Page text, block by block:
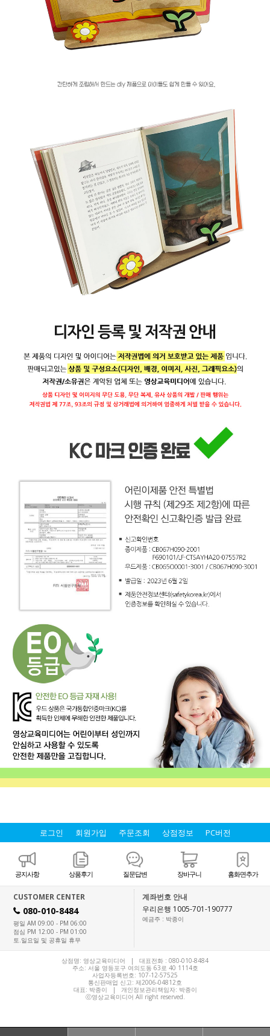
로그인 회원가입 주문조회 상점정보 PC버전
공지사항 상품후기 질문답변 장바구니 홈화면추가
CUSTOMER CENTER
H 080-010-8484
평일 AM 09:00 - PM 06:00
점심 PM 12:00 - PM 01:00
토.일요일 및 공휴일 휴무
계좌번호 안내
우리은행 1005-701-190777
예금주 : 박종이
상점명: 영상교육미디어 | 대표전화 : 080-010-8484
주소: 서울 영등포구 여의도동 63로 40 1114호
사업자등록번호: 107-12-57525
통신판매업 신고: 제2006-04812호
대표: 박종이 | 개인정보관리책임자: 박종이
ⓒ영상교육미디어 All right reserved.